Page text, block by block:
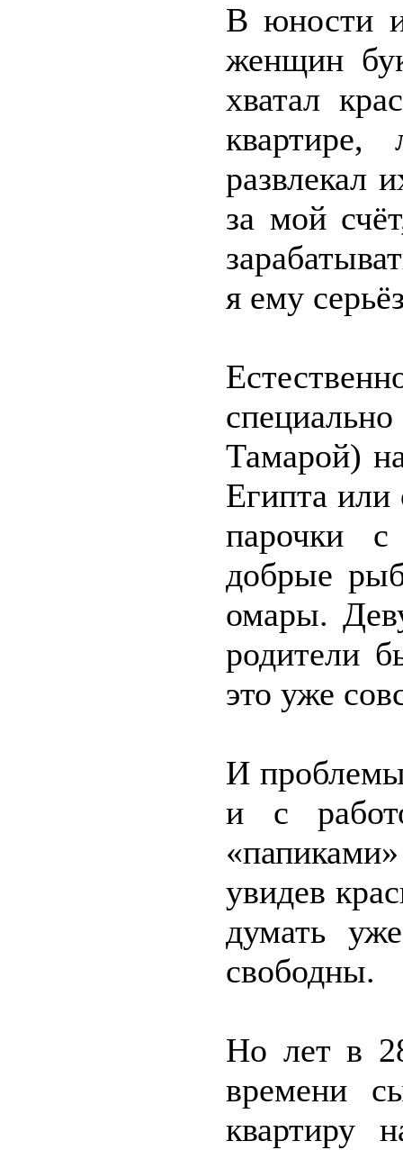
В юности
женщин
хватал
развлекал
за мой
я ему
Тамарой)
Египта или
парочки с
добрые
омары.
родители
это уже
И
и с
увидев
думать
свободны.
Но лет в
времени
квартиру